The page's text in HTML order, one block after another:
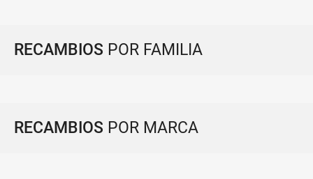
RECAMBIOS POR FAMILIA
RECAMBIOS POR MARCA